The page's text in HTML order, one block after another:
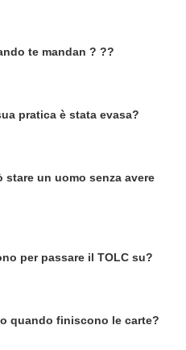
te mandan ? ??
pratica è stata evasa?
stare un uomo senza avere
per passare il TOLC su?
quando finiscono le carte?